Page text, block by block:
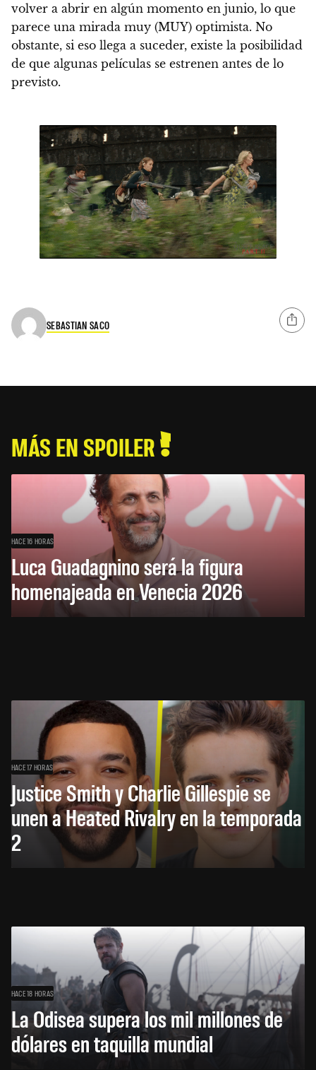
volver a abrir en algún momento en junio, lo que
parece una mirada muy (MUY) optimista. No
obstante, si eso llega a suceder, existe la posibilidad
de que algunas películas se estrenen antes de lo
previsto.
SEBASTIAN SACO
MÁS EN SPOILER
HACE 16 HORAS
Luca Guadagnino será la figura
homenajeada en Venecia 2026
HACE 17 HORAS
Justice Smith y Charlie Gillespie se
unen a Heated Rivalry en la temporada
2
HACE 18 HORAS
La Odisea supera los mil millones de
dólares en taquilla mundial